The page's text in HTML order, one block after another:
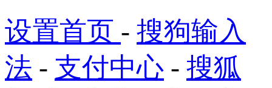
设置首页 - 搜狗输入
法 - 支付中心 - 搜狐